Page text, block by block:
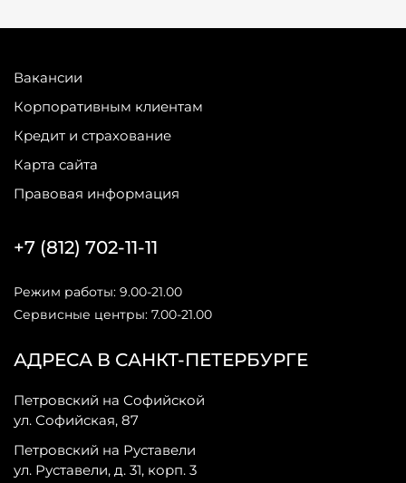
Вакансии
Корпоративным клиентам
Кредит и страхование
Карта сайта
Правовая информация
АДРЕСА В САНКТ-ПЕТЕРБУРГЕ
Петровский на Софийской
ул. Софийская, 87
Петровский на Руставели
ул. Руставели, д. 31, корп. 3
+7 (812) 702-11-11
Режим работы: 9.00-21.00
Сервисные центры: 7.00-21.00